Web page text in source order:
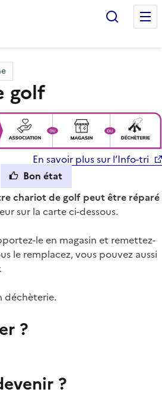
de mes objets & déchets
golf
En savoir plus sur l’Info-tri
Bon état
chariot de golf peut être réparé
sur la carte ci-dessous.
le en magasin et remettez-
le remplacez, vous pouvez aussi
déchèterie.
?
?